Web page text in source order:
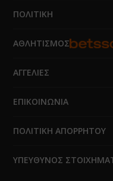
ΠΟΛΙΤΙΚΗ
ΑΘΛΗΤΙΣΜΟΣ
ΑΓΓΕΛΙΕΣ
ΕΠΙΚΟΙΝΩΝΙΑ
ΠΟΛΙΤΙΚΗ ΑΠΟΡΡΗΤΟΥ
ΥΠΕΥΘΥΝΟΣ